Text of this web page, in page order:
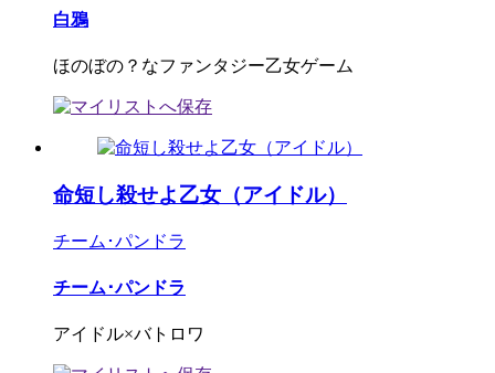
白鴉
ほのぼの？なファンタジー乙女ゲーム
命短し殺せよ乙女（アイドル）
チーム･パンドラ
チーム･パンドラ
アイドル×バトロワ